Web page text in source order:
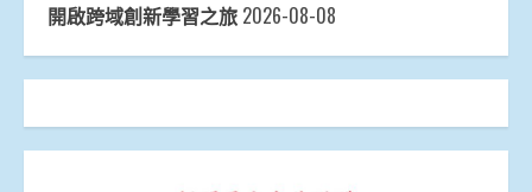
開啟跨域創新學習之旅 2026-08-08